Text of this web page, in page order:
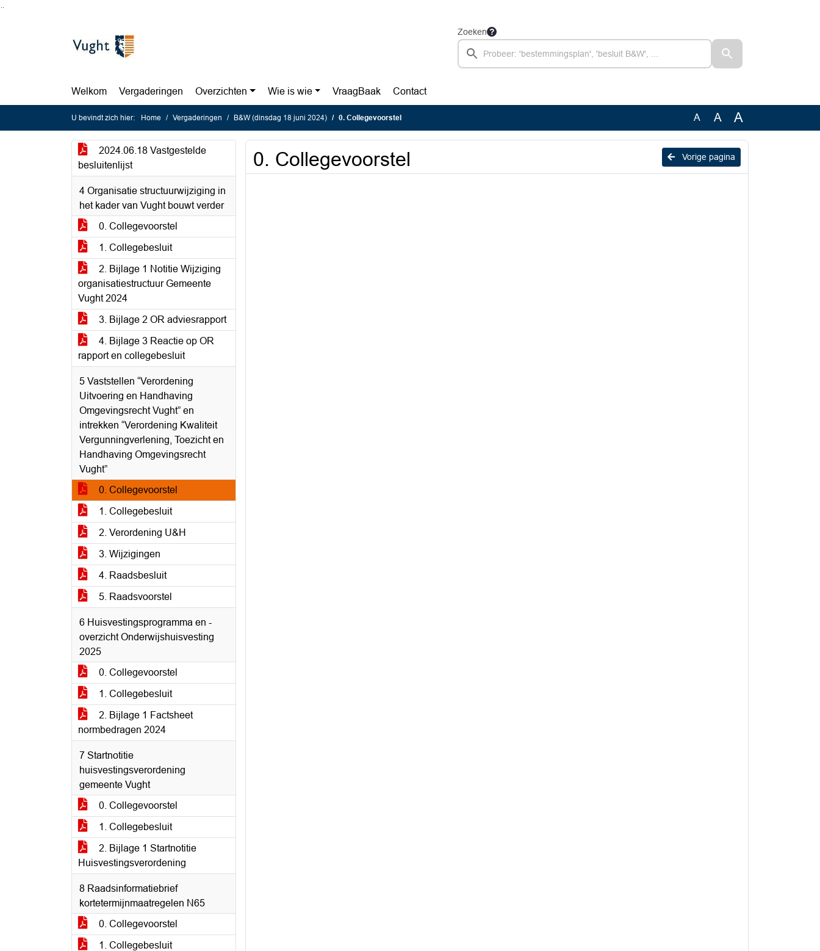
Zoeken
Welkom Vergaderingen Overzichten Wie is wie VraagBaak Contact
U bevindt zich hier: Home Vergaderingen B&W (dinsdag 18 juni 2024) 0. Collegevoorstel A A A
2024.06.18 Vastgestelde
besluitenlijst
4 Organisatie structuurwijziging in
het kader van Vught bouwt verder
0. Collegevoorstel
1. Collegebesluit
2. Bijlage 1 Notitie Wijziging
organisatiestructuur Gemeente
Vught 2024
3. Bijlage 2 OR adviesrapport
4. Bijlage 3 Reactie op OR
rapport en collegebesluit
5 Vaststellen “Verordening
Uitvoering en Handhaving
Omgevingsrecht Vught” en
intrekken “Verordening Kwaliteit
Vergunningverlening, Toezicht en
Handhaving Omgevingsrecht
Vught”
0. Collegevoorstel
1. Collegebesluit
2. Verordening U&H
3. Wijzigingen
4. Raadsbesluit
5. Raadsvoorstel
6 Huisvestingsprogramma en -
overzicht Onderwijshuisvesting
2025
0. Collegevoorstel
1. Collegebesluit
2. Bijlage 1 Factsheet
normbedragen 2024
7 Startnotitie
huisvestingsverordening
gemeente Vught
0. Collegevoorstel
1. Collegebesluit
2. Bijlage 1 Startnotitie
Huisvestingsverordening
8 Raadsinformatiebrief
kortetermijnmaatregelen N65
0. Collegevoorstel
1. Collegebesluit
Vorige pagina
0. Collegevoorstel